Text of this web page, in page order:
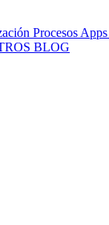
Procesos
BLOG